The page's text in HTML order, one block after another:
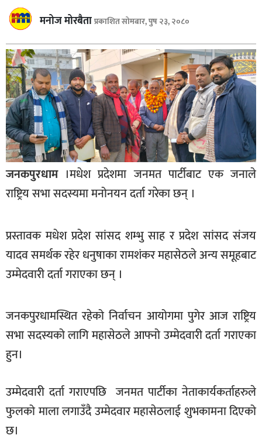
गण्डकी
बागमती
कर्णाली
सुदूरपश्चिम
मधेश
विशेष
राजनीति
प्रमुख
समाचार
अन्तराष्ट्रिय
अन्तरबार्ता
अर्थ
खेलकुद
मनोरञ्जन
फोटो
भिडियो
अन्य
मनोज मोरबैताप्रकाशित सोमबार, पुष २३, २०८०
जनकपुरधाम।मधेश प्रदेशमा जनमत पार्टीबाट एक जनाले
राष्ट्रिय सभा सदस्यमा मनोनयन दर्ता गरेका छन् ।
प्रस्तावक मधेश प्रदेश सांसद शम्भु साह र प्रदेश सांसद संजय
यादव समर्थक रहेर धनुषाका रामशंकर महासेठले अन्य समूहबाट
उम्मेदवारी दर्ता गराएका छन् ।
जनकपुरधामस्थित रहेको निर्वाचन आयोगमा पुगेर आज राष्ट्रिय
सभा सदस्यको लागि महासेठले आफ्नो उम्मेदवारी दर्ता गराएका
हुन।
उम्मेदवारी दर्ता गराएपछि जनमत पार्टीका नेताकार्यकर्ताहरुले
फुलको माला लगाउँदै उम्मेदवार महासेठलाई शुभकामना दिएको
छ।